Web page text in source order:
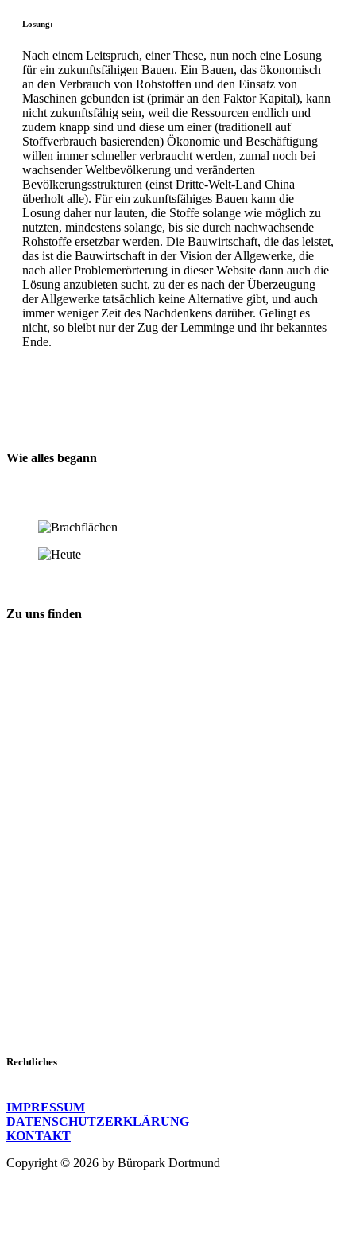
Losung:
Nach einem Leitspruch, einer These, nun noch eine Losung
für ein zukunftsfähigen Bauen. Ein Bauen, das ökonomisch
an den Verbrauch von Rohstoffen und den Einsatz von
Maschinen gebunden ist (primär an den Faktor Kapital), kann
nicht zukunftsfähig sein, weil die Ressourcen endlich und
zudem knapp sind und diese um einer (traditionell auf
Stoffverbrauch basierenden) Ökonomie und Beschäftigung
willen immer schneller verbraucht werden, zumal noch bei
wachsender Weltbevölkerung und veränderten
Bevölkerungsstrukturen (einst Dritte-Welt-Land China
überholt alle). Für ein zukunftsfähiges Bauen kann die
Losung daher nur lauten, die Stoffe solange wie möglich zu
nutzten, mindestens solange, bis sie durch nachwachsende
Rohstoffe ersetzbar werden. Die Bauwirtschaft, die das leistet,
das ist die Bauwirtschaft in der Vision der Allgewerke, die
nach aller Problemerörterung in dieser Website dann auch die
Lösung anzubieten sucht, zu der es nach der Überzeugung
der Allgewerke tatsächlich keine Alternative gibt, und auch
immer weniger Zeit des Nachdenkens darüber. Gelingt es
nicht, so bleibt nur der Zug der Lemminge und ihr bekanntes
Ende.
Wie alles begann
Zu uns finden
Rechtliches
IMPRESSUM
DATENSCHUTZERKLÄRUNG
KONTAKT
Copyright © 2026 by Büropark Dortmund